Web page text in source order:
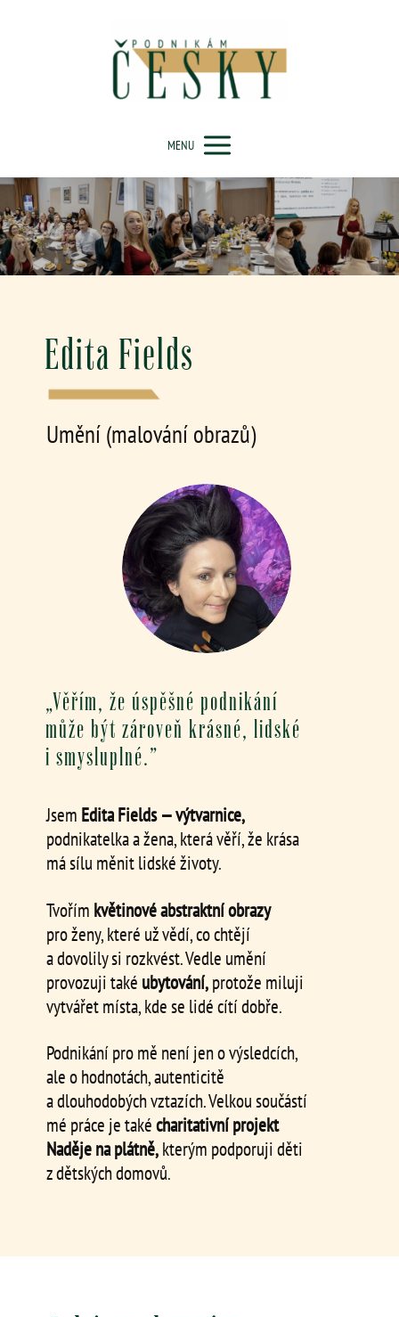
MENU
Edita Fields
Umění (malování obrazů)
„Věřím, že úspěšné podnikání
může být zároveň krásné, lidské
i smysluplné.”
Jsem Edita Fields — výtvarnice,
podnikatelka a žena, která věří, že krása
má sílu měnit lidské životy.
Tvořím květinové abstraktní obrazy
pro ženy, které už vědí, co chtějí
a dovolily si rozkvést. Vedle umění
provozuji také ubytování,protože miluji
vytvářet místa, kde se lidé cítí dobře.
Podnikání pro mě není jen o výsledcích,
ale o hodnotách, autenticitě
a dlouhodobých vztazích. Velkou součástí
mé práce je takécharitativní projekt
Naděje na plátně,kterým podporuji děti
z dětských domovů.